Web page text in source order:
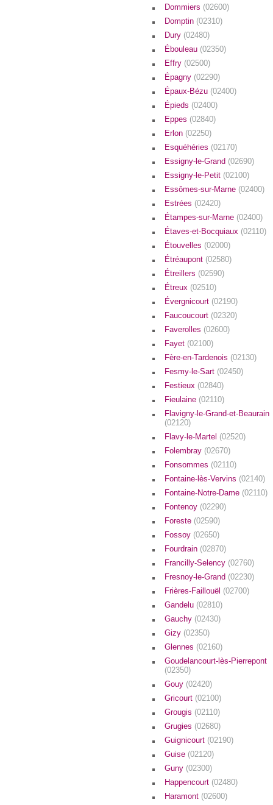
Dommiers (02600)
Domptin (02310)
Dury (02480)
Ébouleau (02350)
Effry (02500)
Épagny (02290)
Épaux-Bézu (02400)
Épieds (02400)
Eppes (02840)
Erlon (02250)
Esquéhéries (02170)
Essigny-le-Grand (02690)
Essigny-le-Petit (02100)
Essômes-sur-Marne (02400)
Estrées (02420)
Étampes-sur-Marne (02400)
Étaves-et-Bocquiaux (02110)
Étouvelles (02000)
Étréaupont (02580)
Étreillers (02590)
Étreux (02510)
Évergnicourt (02190)
Faucoucourt (02320)
Faverolles (02600)
Fayet (02100)
Fère-en-Tardenois (02130)
Fesmy-le-Sart (02450)
Festieux (02840)
Fieulaine (02110)
Flavigny-le-Grand-et-Beaurain
(02120)
Flavy-le-Martel (02520)
Folembray (02670)
Fonsommes (02110)
Fontaine-lès-Vervins (02140)
Fontaine-Notre-Dame (02110)
Fontenoy (02290)
Foreste (02590)
Fossoy (02650)
Fourdrain (02870)
Francilly-Selency (02760)
Fresnoy-le-Grand (02230)
Frières-Faillouël (02700)
Gandelu (02810)
Gauchy (02430)
Gizy (02350)
Glennes (02160)
Goudelancourt-lès-Pierrepont
(02350)
Gouy (02420)
Gricourt (02100)
Grougis (02110)
Grugies (02680)
Guignicourt (02190)
Guise (02120)
Guny (02300)
Happencourt (02480)
Haramont (02600)